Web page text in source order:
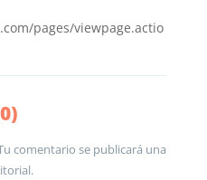
pages/viewpage.actio
comentario se publicará una